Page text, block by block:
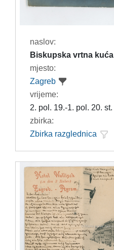
naslov:
Biskupska vrtna kuća
mjesto:
Zagreb
vrijeme:
2. pol. 19.-1. pol. 20. st.
zbirka:
Zbirka razglednica